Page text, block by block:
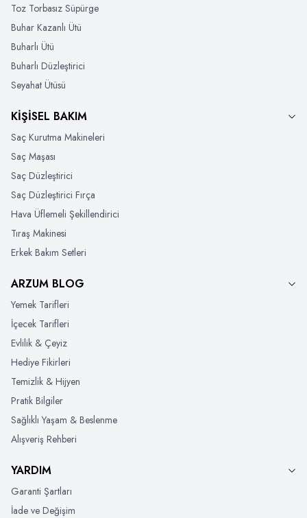
Toz Torbasız Süpürge
Buhar Kazanlı Ütü
Buharlı Ütü
Buharlı Düzleştirici
Seyahat Ütüsü
KİŞİSEL BAKIM
Saç Kurutma Makineleri
Saç Maşası
Saç Düzleştirici
Saç Düzleştirici Fırça
Hava Üflemeli Şekillendirici
Tıraş Makinesi
Erkek Bakım Setleri
ARZUM BLOG
Yemek Tarifleri
İçecek Tarifleri
Evlilik & Çeyiz
Hediye Fikirleri
Temizlik & Hijyen
Pratik Bilgiler
Sağlıklı Yaşam & Beslenme
Alışveriş Rehberi
YARDIM
Garanti Şartları
İade ve Değişim